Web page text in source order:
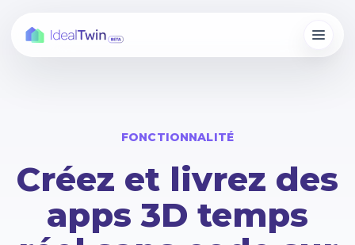
FONCTIONNALITÉ
Créez et livrez des
apps 3D temps